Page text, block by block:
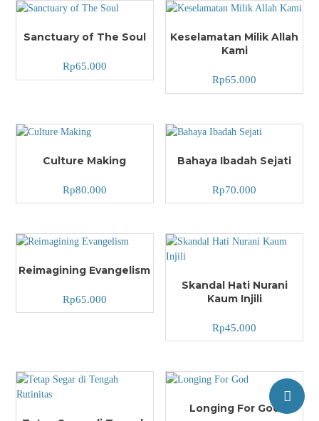
Sanctuary of The Soul
Rp65.000
Keselamatan Milik Allah
Kami
Rp65.000
Culture Making
Rp80.000
Bahaya Ibadah Sejati
Rp70.000
Reimagining Evangelism
Rp65.000
Skandal Hati Nurani
Kaum Injili
Rp45.000
Longing For God